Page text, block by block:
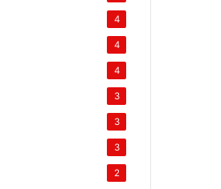
4
4
4
3
3
3
2